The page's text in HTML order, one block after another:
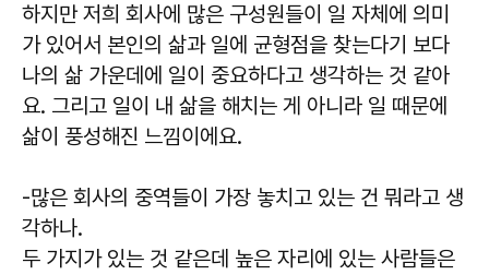
하지만 저희 회사에 많은 구성원들이 일 자체에 의미
가 있어서 본인의 삶과 일에 균형점을 찾는다기 보다
나의 삶 가운데에 일이 중요하다고 생각하는 것 같아
요. 그리고 일이 내 삶을 해치는 게 아니라 일 때문에
삶이 풍성해진 느낌이에요.
-많은 회사의 중역들이 가장 놓치고 있는 건 뭐라고 생
각하나.
두 가지가 있는 것 같은데 높은 자리에 있는 사람들은